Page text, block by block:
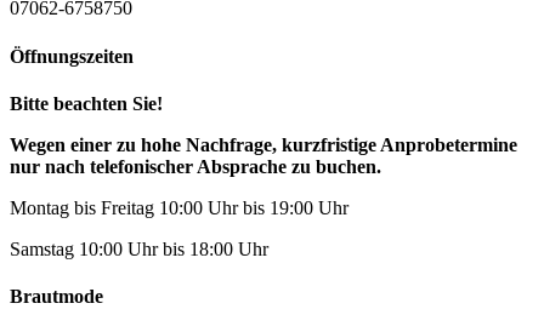
07062-6758750
Öffnungszeiten
Bitte beachten Sie!
Wegen einer zu hohe Nachfrage, kurzfristige Anprobetermine
nur nach telefonischer Absprache zu buchen.
Montag bis Freitag 10:00 Uhr bis 19:00 Uhr
Samstag 10:00 Uhr bis 18:00 Uhr
Brautmode